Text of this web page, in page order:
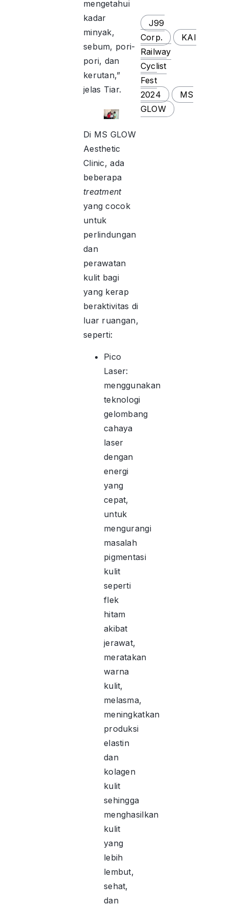
mengetahui
kadar
minyak,
sebum, pori-
pori, dan
kerutan,”
jelas Tiar.
Di MS GLOW
Aesthetic
Clinic, ada
beberapa
treatment
yang cocok
untuk
perlindungan
dan
perawatan
kulit bagi
yang kerap
beraktivitas di
luar ruangan,
seperti:
Pico
Laser:
menggunakan
teknologi
gelombang
cahaya
laser
dengan
energi
yang
cepat,
untuk
mengurangi
masalah
pigmentasi
kulit
seperti
flek
hitam
akibat
jerawat,
meratakan
warna
kulit,
melasma,
meningkatkan
produksi
elastin
dan
kolagen
kulit
sehingga
menghasilkan
kulit
yang
lebih
lembut,
sehat,
dan
J99
Corp.
KAI
Railway
Cyclist
Fest
2024
MS
GLOW